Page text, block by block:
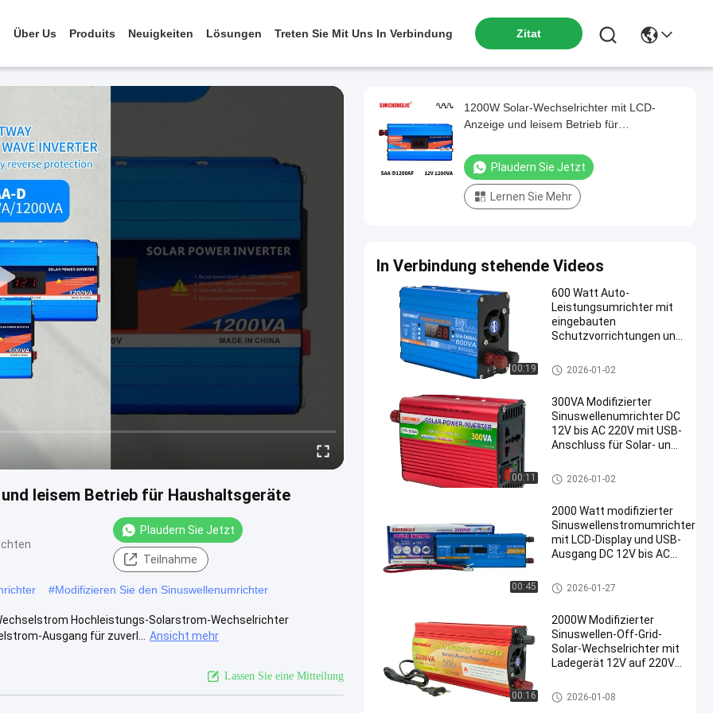
Über Us Produits Neuigkeiten Lösungen Treten Sie Mit Uns In Verbindung Zitat
leisem Betrieb für Haushaltsgeräte
Plaudern Sie Jetzt
Teilnahme
#Modifizieren Sie den Sinuswellenumrichter
Hochleistungs-Solarstrom-Wechselrichter
Ausgang für zuverl...
Ansicht mehr
Lassen Sie eine Mitteilung
1200W Solar-Wechselrichter mit LCD-
Anzeige und leisem Betrieb für
Plaudern Sie Jetzt
Lernen Sie Mehr
In Verbindung stehende Videos
00:19
600 Watt Auto-
Leistungsumrichter mit
eingebauten
Schutzvorrichtungen und
Ausgabe wandelt 12 V
Gleichstrom in 220 V
geänderter Sinuswelleninverter
2026-01-02
00:11
300VA Modifizierter
Sinuswellenumrichter DC
12V bis AC 220V mit USB-
Anschluss für Solar- und
geänderter Sinuswelleninverter
2026-01-02
00:45
2000 Watt modifizierter
Sinuswellenstromumrichter
mit LCD-Display und USB-
Ausgang DC 12V bis AC
geänderter Sinuswelleninverter
2026-01-27
00:16
2000W Modifizierter
Sinuswellen-Off-Grid-
Solar-Wechselrichter mit
Ladegerät 12V auf 220V
geänderter Sinuswelleninverter
2026-01-08